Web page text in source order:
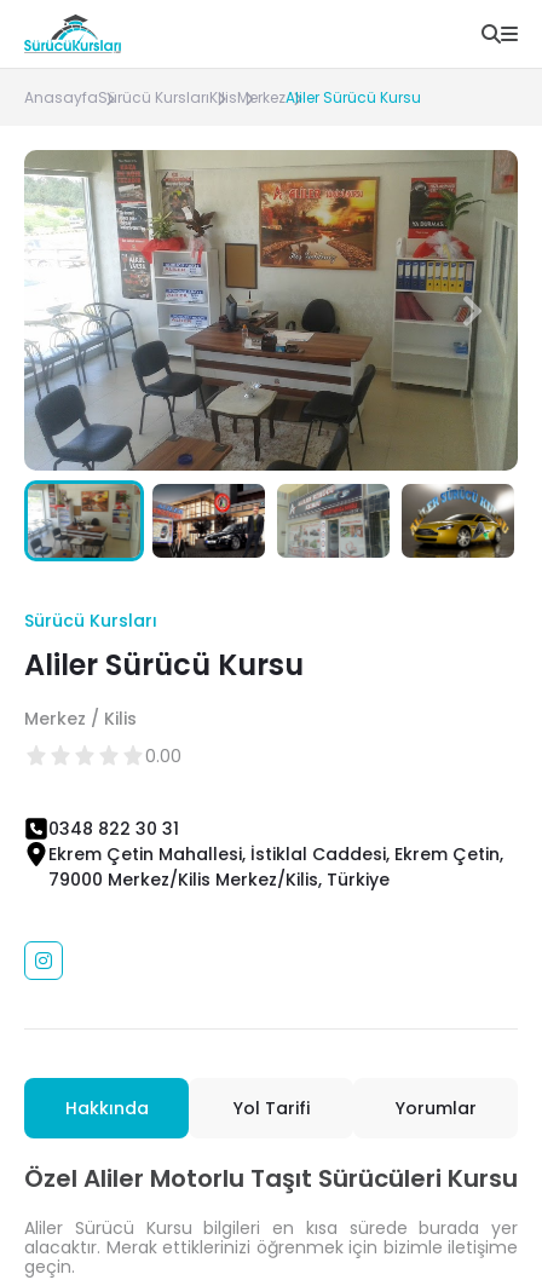
AnasayfaSürücü KurslarıKilisMerkezAliler Sürücü Kursu
Sürücü Kursları
Aliler Sürücü Kursu
Merkez / Kilis
0.00
0348 822 30 31
Ekrem Çetin Mahallesi, İstiklal Caddesi, Ekrem Çetin,
79000 Merkez/Kilis Merkez/Kilis, Türkiye
Hakkında Yol Tarifi Yorumlar
Özel Aliler Motorlu Taşıt Sürücüleri Kursu
Aliler Sürücü Kursu bilgileri en kısa sürede burada yer
alacaktır. Merak ettiklerinizi öğrenmek için bizimle iletişime
geçin.